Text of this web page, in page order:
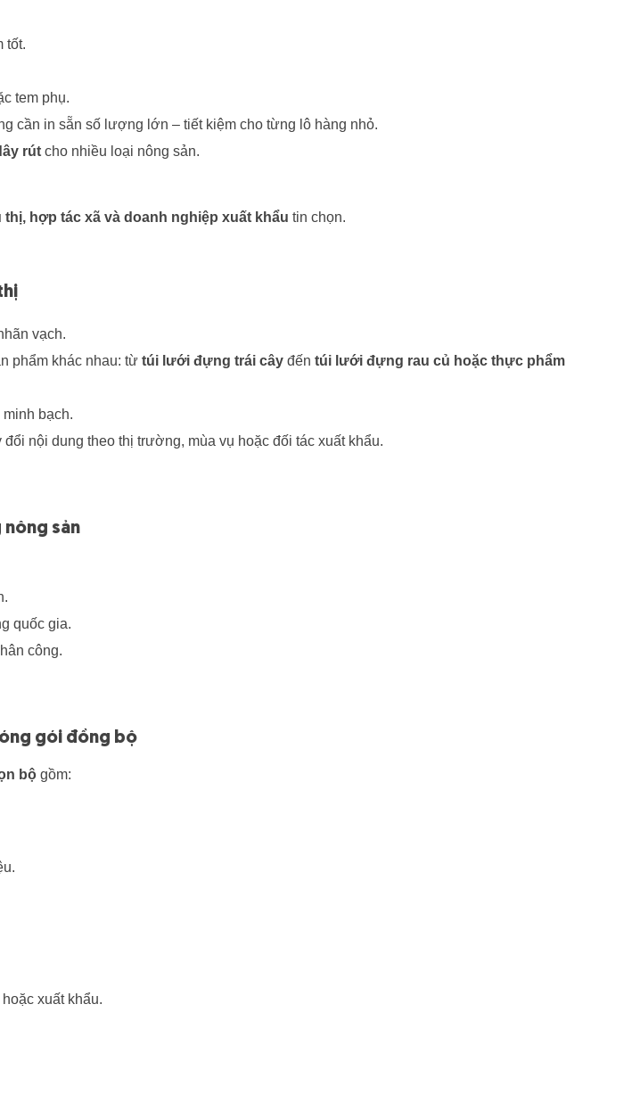
tốt.
tem phụ.
cần in sẵn số lượng lớn – tiết kiệm cho từng lô hàng nhỏ.
rút cho nhiều loại nông sản.
thị, hợp tác xã và doanh nghiệp xuất khẩu tin chọn.
vạch.
phẩm khác nhau: từ túi lưới đựng trái cây đến túi lưới đựng rau củ hoặc thực phẩm
bạch.
nội dung theo thị trường, mùa vụ hoặc đối tác xuất khẩu.
nông sản
quốc gia.
công.
gói đồng bộ
bộ gồm:
xuất khẩu.